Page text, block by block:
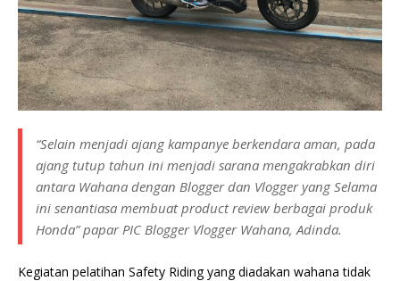
“Selain menjadi ajang kampanye berkendara aman, pada
ajang tutup tahun ini menjadi sarana mengakrabkan diri
antara Wahana dengan Blogger dan Vlogger yang Selama
ini senantiasa membuat product review berbagai produk
Honda” papar PIC Blogger Vlogger Wahana, Adinda.
Kegiatan pelatihan Safety Riding yang diadakan wahana tidak